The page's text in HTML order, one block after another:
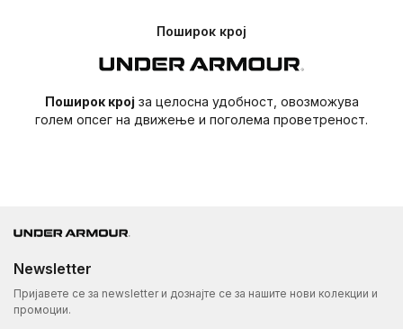
ГОЛЕМИНИ ЗА МОМЧИЊА – МАЛО ДЕТЕ
Големини
Гради
Струк
Колкови
21.5 -
21.5 -
22.5 -
6
26
24
26.5
50
Поширок крој
Поширок крој за целосна удобност, овозможува
голем опсег на движење и поголема проветреност.
Newsletter
Пријавете се за newsletter и дознајте се за нашите нови колекции и
промоции.